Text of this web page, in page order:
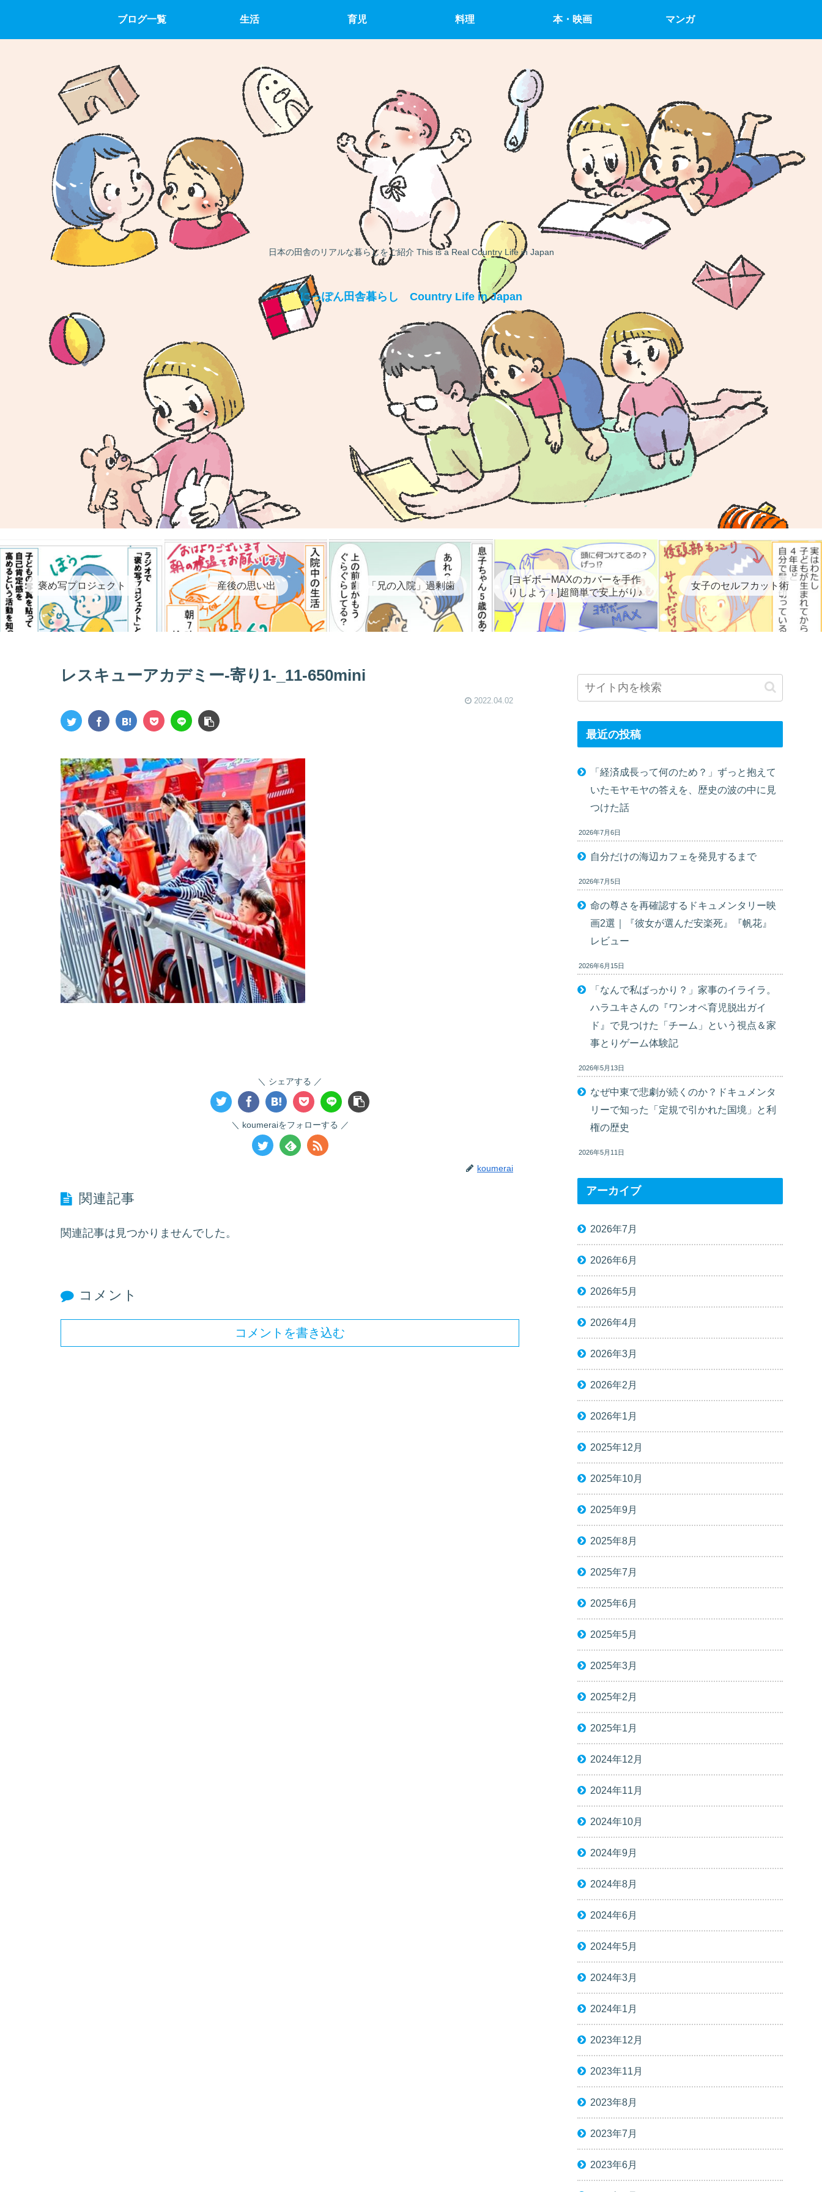
日本の田舎のリアルな暮らしをご紹介 This is a Real Country Life in Japan
にっぽん田舎暮らし Country Life in Japan
ブログ一覧 生活 育児 料理 本・映画 マンガ
褒め写プロジェクト 産後の思い出 「兄の入院」過剰歯
[ヨギボーMAXのカバーを手作
りしよう！]超簡単で安上がり♪
女子のセルフカット術
レスキューアカデミー-寄り1-_11-650mini
2022.04.02
シェアする
koumeraiをフォローする
koumerai
関連記事
関連記事は見つかりませんでした。
コメント
コメントを書き込む
最近の投稿
「経済成長って何のため？」ずっと抱えて
いたモヤモヤの答えを、歴史の波の中に見
つけた話
2026年7月6日
自分だけの海辺カフェを発見するまで
2026年7月5日
命の尊さを再確認するドキュメンタリー映
画2選｜『彼女が選んだ安楽死』『帆花』
レビュー
2026年6月15日
「なんで私ばっかり？」家事のイライラ。
ハラユキさんの『ワンオペ育児脱出ガイ
ド』で見つけた「チーム」という視点＆家
事とりゲーム体験記
2026年5月13日
なぜ中東で悲劇が続くのか？ドキュメンタ
リーで知った「定規で引かれた国境」と利
権の歴史
2026年5月11日
アーカイブ
2026年7月
2026年6月
2026年5月
2026年4月
2026年3月
2026年2月
2026年1月
2025年12月
2025年10月
2025年9月
2025年8月
2025年7月
2025年6月
2025年5月
2025年3月
2025年2月
2025年1月
2024年12月
2024年11月
2024年10月
2024年9月
2024年8月
2024年6月
2024年5月
2024年3月
2024年1月
2023年12月
2023年11月
2023年8月
2023年7月
2023年6月